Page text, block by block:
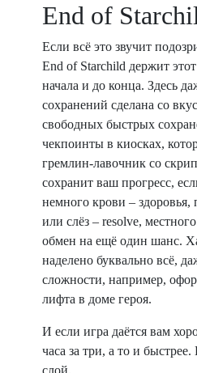
End of
Если всё это звучит
End of Starchild держит
начала и до конца. Здесь
сохранений сделана со
свободных быстрых
чекпоинты в киосках,
гремлин-лавочник со
сохранит ваш прогресс,
немного крови – здоровья,
или слёз – resolve,
обмен на ещё один шанс.
наделено буквально всё,
сложности, например,
лифта в доме героя.
И если игра даётся вам
часа за три, а то и
слой.